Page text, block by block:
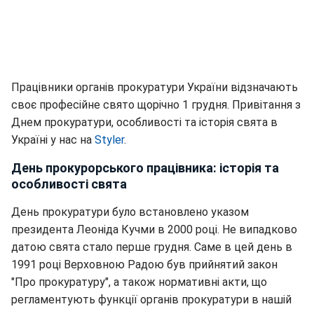
Працівники органів прокуратури України відзначають
своє професійне свято щорічно 1 грудня. Привітання з
Днем прокуратури, особливості та історія свята в
Україні у нас на Styler.
День прокурорського працівника: історія та
особливості свята
День прокуратури було встановлено указом
президента Леоніда Кучми в 2000 році. Не випадково
датою свята стало перше грудня. Саме в цей день в
1991 році Верховною Радою був прийнятий закон
"Про прокуратуру", а також нормативні акти, що
регламентують функції органів прокуратури в нашій